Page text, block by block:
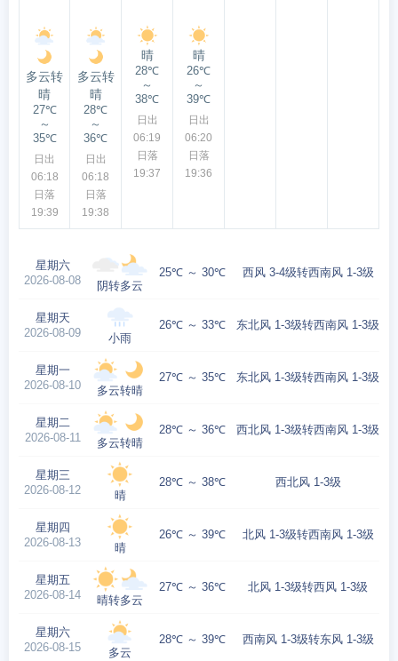
多云转
晴
27℃
～
35℃
日出
06:18
日落
19:39
多云转
晴
28℃
～
36℃
日出
06:18
日落
19:38
晴
28℃
～
38℃
日出
06:19
日落
19:37
晴
26℃
～
39℃
日出
06:20
日落
19:36
星期六
2026-08-08
阴转多云
25℃ ～ 30℃ 西风 3-4级转西南风 1-3级
星期天
2026-08-09
小雨
26℃ ～ 33℃ 东北风 1-3级转西南风 1-3级
星期一
2026-08-10
多云转晴
27℃ ～ 35℃ 东北风 1-3级转西南风 1-3级
星期二
2026-08-11
多云转晴
28℃ ～ 36℃ 西北风 1-3级转西南风 1-3级
星期三
2026-08-12
晴
28℃ ～ 38℃ 西北风 1-3级
星期四
2026-08-13
晴
26℃ ～ 39℃ 北风 1-3级转西南风 1-3级
星期五
2026-08-14
晴转多云
27℃ ～ 36℃ 北风 1-3级转西风 1-3级
星期六
2026-08-15
多云
28℃ ～ 39℃ 西南风 1-3级转东风 1-3级